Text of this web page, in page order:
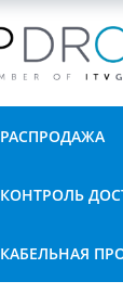
РАСПРОДАЖА
КОНТРОЛЬ
КАБЕЛЬНАЯ